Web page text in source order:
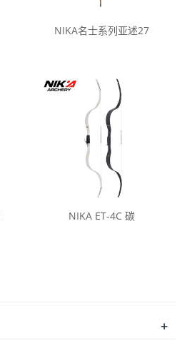
NIKA名士系列亚述27
NIKA ET-4C 碳
+